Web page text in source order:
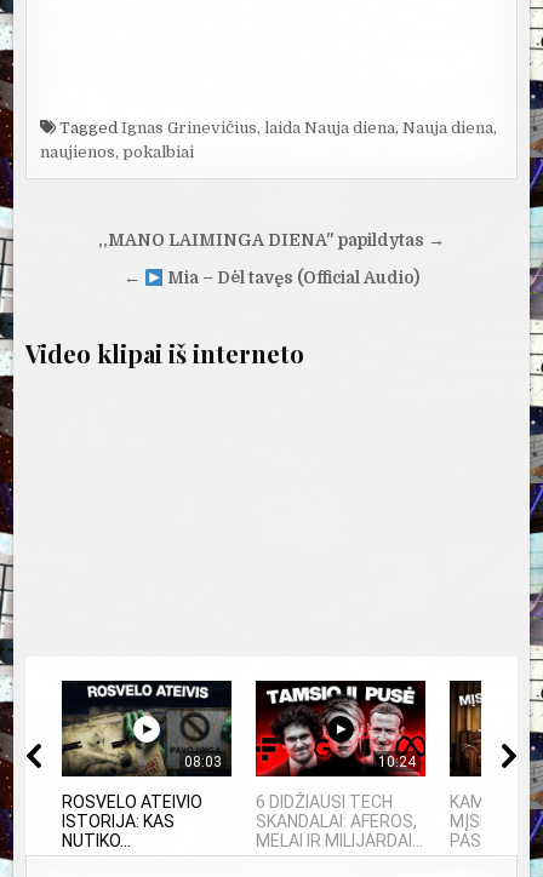
TaggedIgnas Grinevičius,laida Nauja diena,Nauja diena,
naujienos,pokalbiai
Navigacija
,,MANO LAIMINGA DIENA" papildytas →
← Mia – Dėl tavęs (Official Audio)
Video klipai iš interneto
08:03
ROSVELO ATEIVIO
ISTORIJA: KAS
NUTIKO...
10:24
6 DIDŽIAUSI TECH
SKANDALAI: AFEROS,
MELAI IR MILIJARDAI...
MĮSLINGA
PASLAPTIS